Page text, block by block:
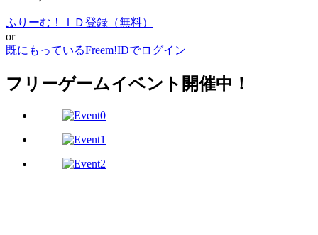
ふりーむ！ＩＤ登録（無料）
or
既にもっているFreem!IDでログイン
フリーゲームイベント開催中！